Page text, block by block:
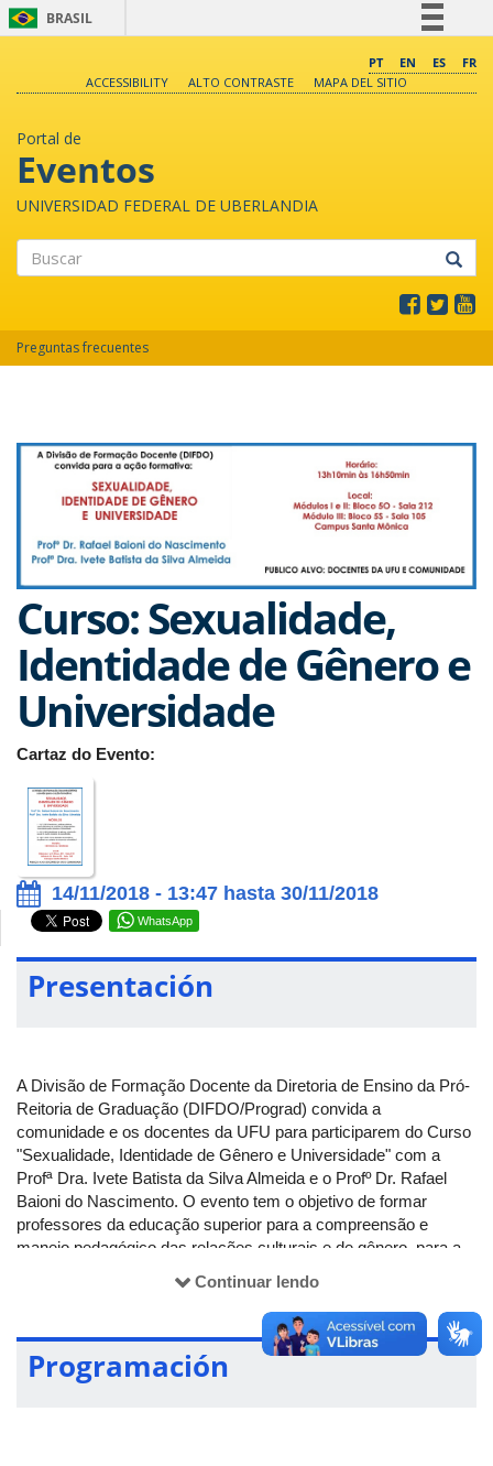
BRASIL
Comunica BR
PT EN ES
FR
ACCESSIBILITY
ALTO CONTRASTE MAPA DEL SITIO
Portal de
Eventos
UNIVERSIDAD FEDERAL DE UBERLANDIA
Preguntas frecuentes
Curso: Sexualidade,
Identidade de Gênero e
Universidade
Cartaz do Evento:
14/11/2018 - 13:47 hasta 30/11/2018
WhatsApp
Presentación
A Divisão de Formação Docente da Diretoria de Ensino da Pró-
Reitoria de Graduação (DIFDO/Prograd) convida a
comunidade e os docentes da UFU para participarem do Curso
"Sexualidade, Identidade de Gênero e Universidade" com a
Profª Dra. Ivete Batista da Silva Almeida e o Profº Dr. Rafael
Baioni do Nascimento. O evento tem o objetivo de formar
professores da educação superior para a compreensão e
manejo pedagógico das relações culturais e de gênero, para a
processo educativo que considere e valorize a diferença e a
diversidade, sejam elas culturais, sociais, identitárias, raciais,
geracionais e de gênero/sexualidade.
O curso acontece nos dias 14, 29 e 30 de novembro, das 13h30
Continuar lendo
Programación